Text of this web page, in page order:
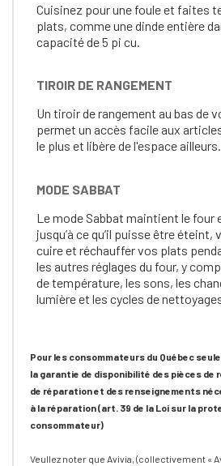
Cuisinez pour une foule et faites
plats, comme une dinde entière
capacité de 5 pi cu.
TIROIR DE RANGEMENT
Un tiroir de rangement au bas de
permet un accès facile aux
le plus et libère de l'espace ailleurs.
MODE SABBAT
Le mode Sabbat maintient le four
jusqu’à ce qu’il puisse être
cuire et réchauffer vos plats
les autres réglages du four, y
de température, les sons, les
lumière et les cycles de
Pour les consommateurs du Québec
la garantie de disponibilité des pièces de
de réparation et des renseignements
à la réparation (art. 39 de la Loi sur la
consommateur)
Veullez noter que Avivia, (collectivement «